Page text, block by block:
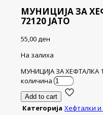
МУНИЦИЈА ЗА
72120 ЈАТО
55,00ден
На залиха
МУНИЦИЈА ЗА ХЕФТАЛКА
количина
Add to cart
Категорија Хефталки